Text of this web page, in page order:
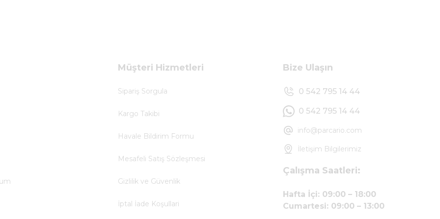
Müşteri Hizmetleri
Sipariş Sorgula
Kargo Takibi
Havale Bildirim Formu
Mesafeli Satış Sözleşmesi
Gizlilik ve Güvenlik
İptal İade Koşullari
Bize Ulaşın
0 542 795 14 44
0 542 795 14 44
info@parcario.com
İletişim Bilgilerimiz
Çalışma Saatleri:
Hafta İçi: 09:00 – 18:00
Cumartesi: 09:00 – 13:00